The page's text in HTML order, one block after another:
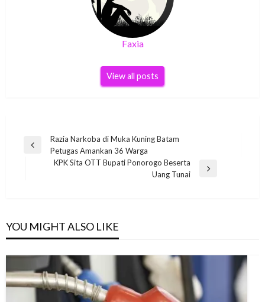
Faxia
View all posts
Post
navigation
Previous
Razia Narkoba di Muka Kuning Batam
Petugas Amankan 36 Warga
KPK Sita OTT Bupati Ponorogo Beserta
Uang Tunai
YOU MIGHT ALSO LIKE